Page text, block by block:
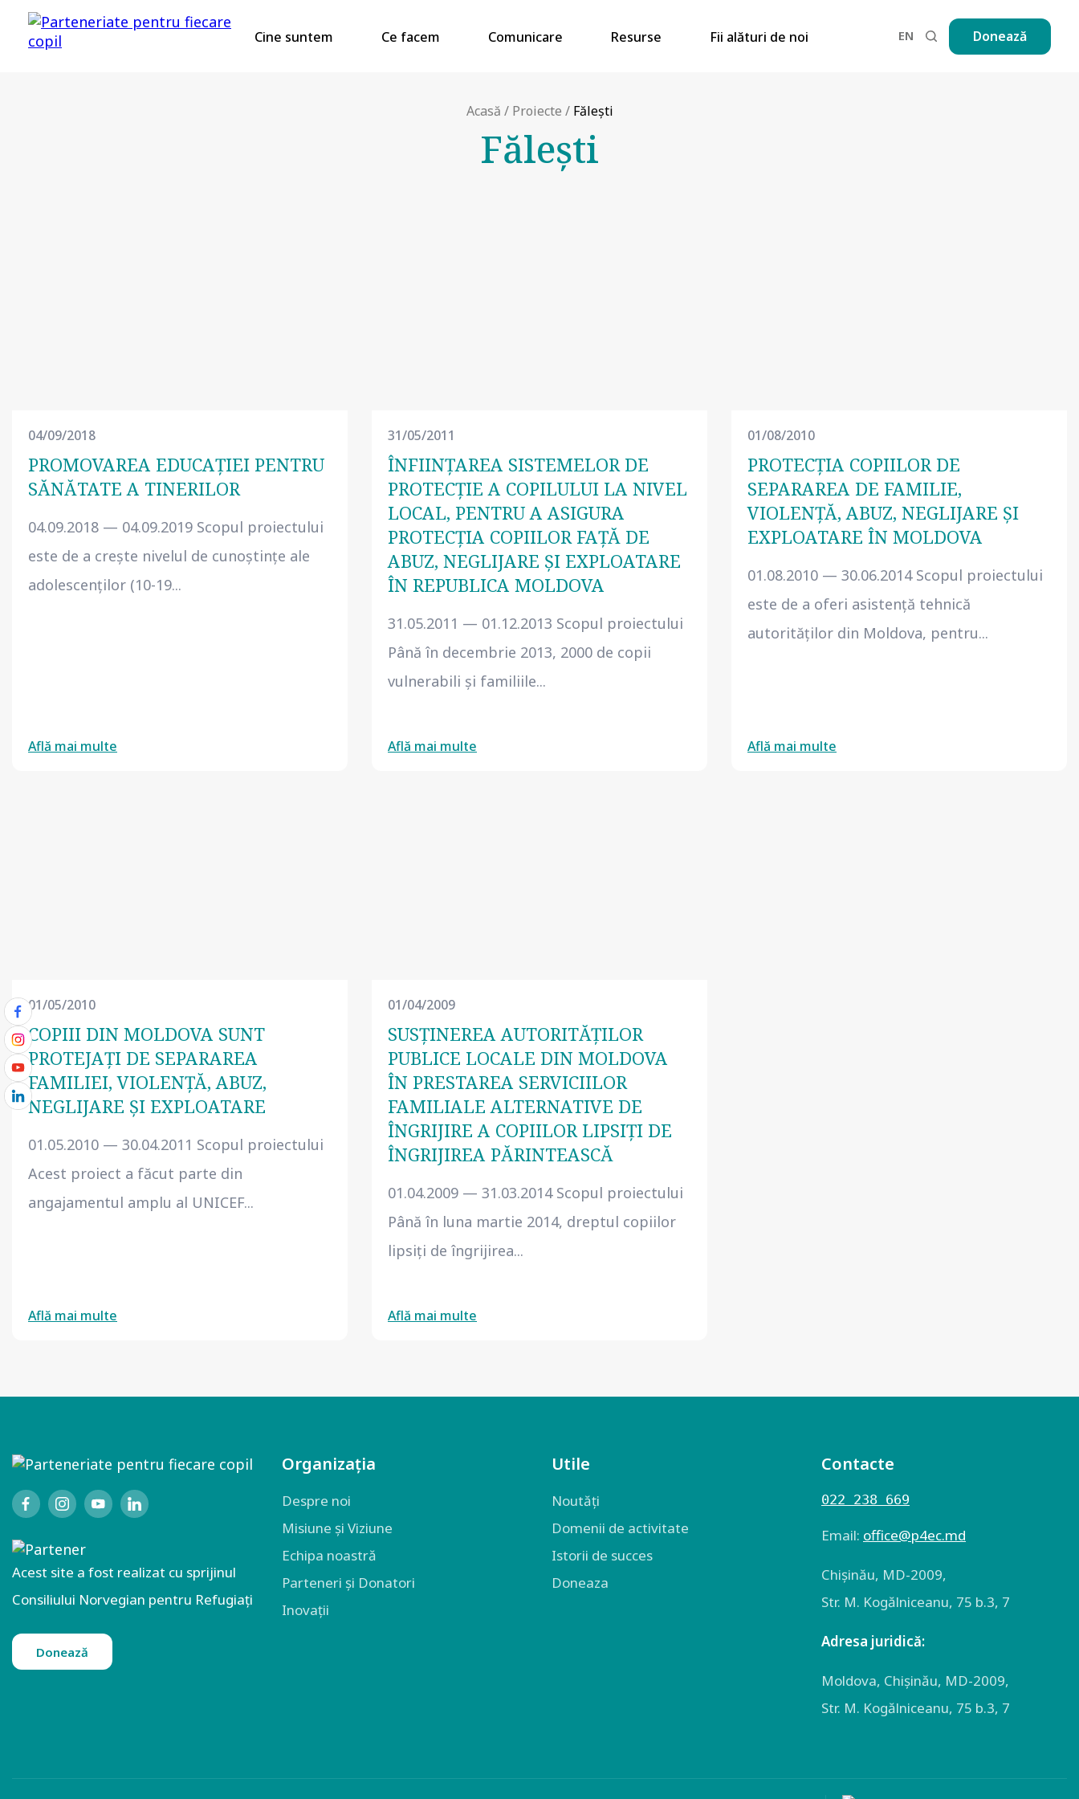
Cine suntem Ce facem Comunicare Resurse Fii alături de noi EN Donează
Acasă / Proiecte / Făleşti
Făleşti
04/09/2018
PROMOVAREA EDUCAȚIEI PENTRU
SĂNĂTATE A TINERILOR
04.09.2018 — 04.09.2019 Scopul proiectului
este de a creşte nivelul de cunoştinţe ale
adolescenților (10-19...
Află mai multe
31/05/2011
ÎNFIINŢAREA SISTEMELOR DE
PROTECŢIE A COPILULUI LA NIVEL
LOCAL, PENTRU A ASIGURA
PROTECŢIA COPIILOR FAŢĂ DE
ABUZ, NEGLIJARE ŞI EXPLOATARE
ÎN REPUBLICA MOLDOVA
31.05.2011 — 01.12.2013 Scopul proiectului
Până în decembrie 2013, 2000 de copii
vulnerabili şi familiile...
Află mai multe
01/08/2010
PROTECŢIA COPIILOR DE
SEPARAREA DE FAMILIE,
VIOLENŢĂ, ABUZ, NEGLIJARE ŞI
EXPLOATARE ÎN MOLDOVA
01.08.2010 — 30.06.2014 Scopul proiectului
este de a oferi asistenţă tehnică
autorităţilor din Moldova, pentru...
Află mai multe
01/05/2010
COPIII DIN MOLDOVA SUNT
PROTEJAŢI DE SEPARAREA
FAMILIEI, VIOLENŢĂ, ABUZ,
NEGLIJARE ŞI EXPLOATARE
01.05.2010 — 30.04.2011 Scopul proiectului
Acest proiect a făcut parte din
angajamentul amplu al UNICEF...
Află mai multe
01/04/2009
SUSŢINEREA AUTORITĂŢILOR
PUBLICE LOCALE DIN MOLDOVA
ÎN PRESTAREA SERVICIILOR
FAMILIALE ALTERNATIVE DE
ÎNGRIJIRE A COPIILOR LIPSIŢI DE
ÎNGRIJIREA PĂRINTEASCĂ
01.04.2009 — 31.03.2014 Scopul proiectului
Până în luna martie 2014, dreptul copiilor
lipsiţi de îngrijirea...
Află mai multe
Acest site a fost realizat cu sprijinul
Consiliului Norvegian pentru Refugiați
Donează
Organizația
Despre noi
Misiune și Viziune
Echipa noastră
Parteneri și Donatori
Inovații
Utile
Noutăți
Domenii de activitate
Istorii de succes
Doneaza
Contacte
022 238 669
Email: оffice@p4ec.md
Chişinău, MD-2009,
Str. M. Kogălniceanu, 75 b.3, 7
Adresa juridică:
Moldova, Chişinău, MD-2009,
Str. M. Kogălniceanu, 75 b.3, 7